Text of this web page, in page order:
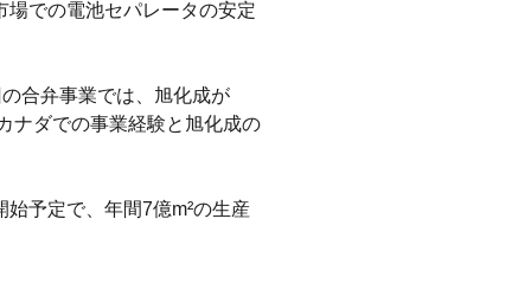
での電池セパレータの安定
合弁事業では、旭化成が
ナダでの事業経験と旭化成の
予定で、年間7億m²の生産